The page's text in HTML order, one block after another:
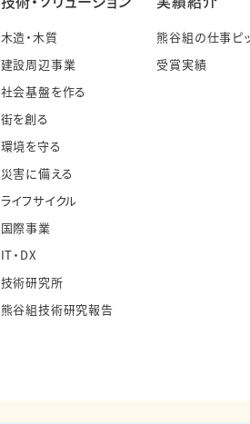
木造・木質
建設周辺事業
社会基盤を作る
街を創る
環境を守る
災害に備える
ライフサイクル
国際事業
IT・DX
技術研究所
熊谷組技術研究報告
熊谷組の仕事ピ
受賞実績